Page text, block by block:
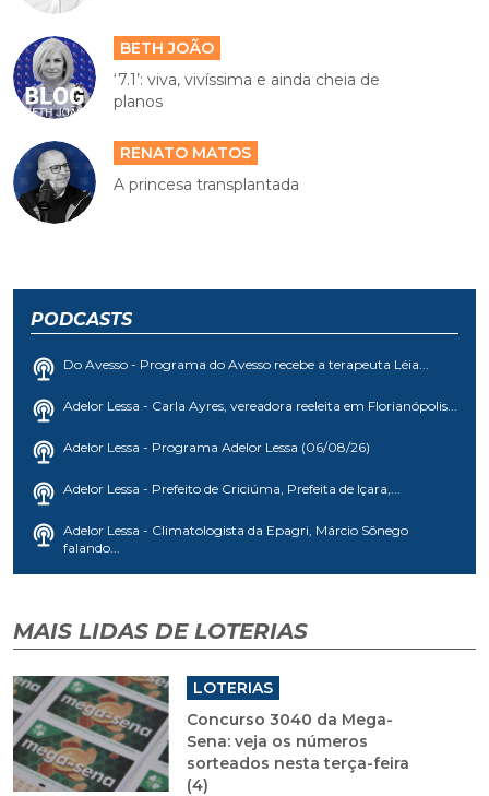
BETH JOÃO
‘7.1’: viva, vivíssima e ainda cheia de
planos
RENATO MATOS
A princesa transplantada
PODCASTS
Do Avesso - Programa do Avesso recebe a terapeuta Léia...
Adelor Lessa - Carla Ayres, vereadora reeleita em Florianópolis...
Adelor Lessa - Programa Adelor Lessa (06/08/26)
Adelor Lessa - Prefeito de Criciúma, Prefeita de Içara,...
Adelor Lessa - Climatologista da Epagri, Márcio Sônego
falando...
MAIS LIDAS DE LOTERIAS
LOTERIAS
Concurso 3040 da Mega-
Sena: veja os números
sorteados nesta terça-feira
(4)